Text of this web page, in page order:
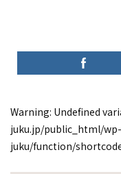
Warning: Undefined
juku.jp/public_html/
juku/function/